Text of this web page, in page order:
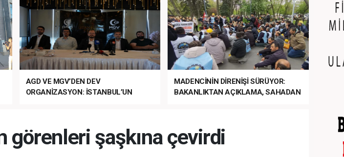
AGD VE MGV’DEN DEV
ORGANİZASYON: İSTANBUL’UN
MADENCİNİN DİRENİŞİ SÜRÜYOR:
BAKANLIKTAN AÇIKLAMA, SAHADAN
görenleri şaşkına çevirdi